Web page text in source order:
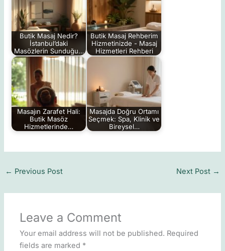
Butik Masaj Nedir?
İstanbul’daki
Masözlerin Sunduğu…
Butik Masaj Rehberim
Hizmetinizde - Masaj
Hizmetleri Rehberi
Masajın Zarafet Hali:
Butik Masöz
Hizmetlerinde…
Masajda Doğru Ortamı
Seçmek: Spa, Klinik ve
Bireysel…
← Previous Post Next Post →
Leave a Comment
Your email address will not be published. Required
fields are marked *